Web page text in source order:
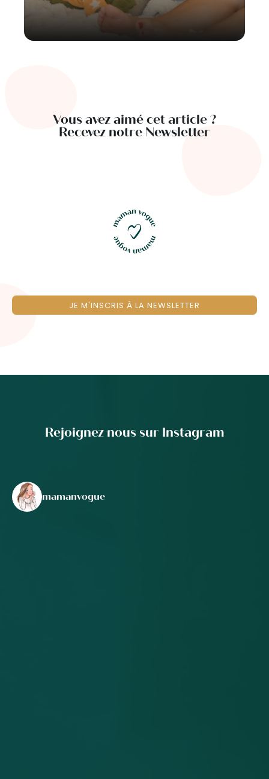
Vous avez aimé cet article ?
Recevez notre Newsletter
JE M'INSCRIS À LA NEWSLETTER
Rejoignez nous sur Instagram
mamanvogue